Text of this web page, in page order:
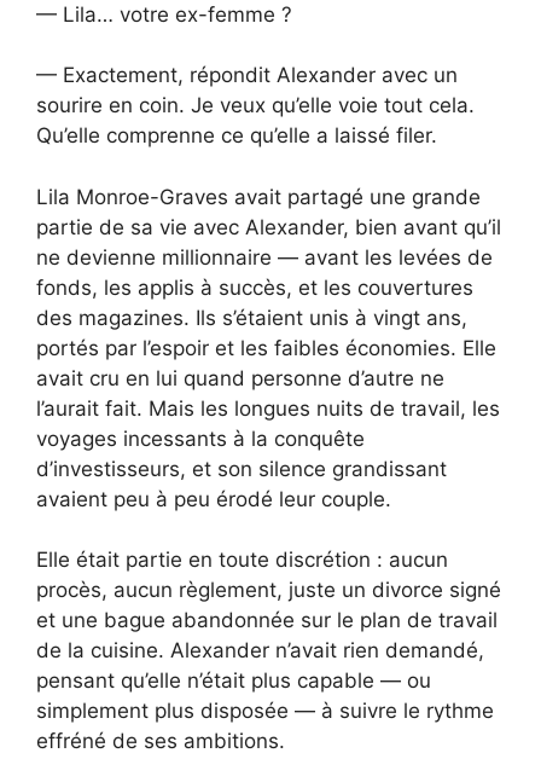
— Lila… votre ex-femme ?
— Exactement, répondit Alexander avec un
sourire en coin. Je veux qu’elle voie tout cela.
Qu’elle comprenne ce qu’elle a laissé filer.
Lila Monroe-Graves avait partagé une grande
partie de sa vie avec Alexander, bien avant qu’il
ne devienne millionnaire — avant les levées de
fonds, les applis à succès, et les couvertures
des magazines. Ils s’étaient unis à vingt ans,
portés par l’espoir et les faibles économies. Elle
avait cru en lui quand personne d’autre ne
l’aurait fait. Mais les longues nuits de travail, les
voyages incessants à la conquête
d’investisseurs, et son silence grandissant
avaient peu à peu érodé leur couple.
Elle était partie en toute discrétion : aucun
procès, aucun règlement, juste un divorce signé
et une bague abandonnée sur le plan de travail
de la cuisine. Alexander n’avait rien demandé,
pensant qu’elle n’était plus capable — ou
simplement plus disposée — à suivre le rythme
effréné de ses ambitions.